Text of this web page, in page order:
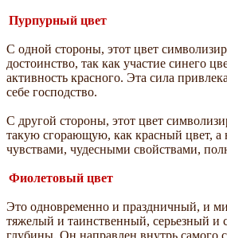
Пурпурный цвет
С одной стороны, этот цвет
достоинство, так как участие синего
активность красного. Эта сила
себе господство.
С другой стороны, этот цвет
такую сгорающую, как красный цвет, а
чувствами, чудесными свойствами,
Фиолетовый цвет
Это одновременно и праздничный, и
тяжелый и таинственный, серьезный